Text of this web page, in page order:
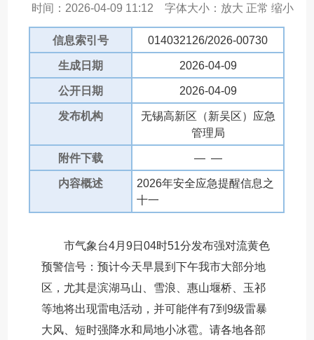
时间：2026-04-09 11:12 字体大小： 放大 正常 缩小
信息索引号 014032126/2026-00730
生成日期 2026-04-09
公开日期 2026-04-09
发布机构
无锡高新区（新吴区）应急
管理局
附件下载 — —
内容概述
2026年安全应急提醒信息之
十一
市气象台4月9日04时51分发布强对流黄色
预警信号：预计今天早晨到下午我市大部分地
区，尤其是滨湖马山、雪浪、惠山堰桥、玉祁
等地将出现雷电活动，并可能伴有7到9级雷暴
大风、短时强降水和局地小冰雹。请各地各部